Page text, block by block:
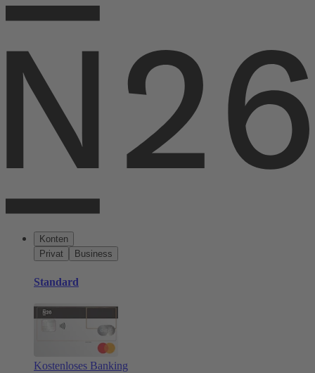
Konten
Privat
Business
Standard
Kostenloses Banking